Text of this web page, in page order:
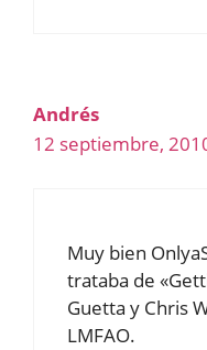
Andrés
12 septiembre,
Muy bien
trataba de
Guetta y Chris
LMFAO.